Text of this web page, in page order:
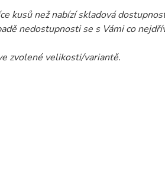
kusů než nabízí skladová
nedostupnosti se s Vámi co
zvolené velikosti/variantě.